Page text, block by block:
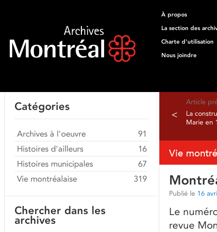
À propos
La section des
Charte d'utilisation
Nous joindre
Article
<
La
Marie en
Vie
Publié le 16
Le
revue
Catégories
Archives à l'oeuvre
91
Histoires d'ailleurs
16
Histoires municipales
67
Vie montréalaise
319
Chercher dans les
archives